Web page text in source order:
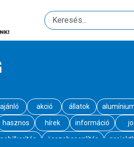
ajánló akció állatok
hasznos hírek információ
összehasonlítás